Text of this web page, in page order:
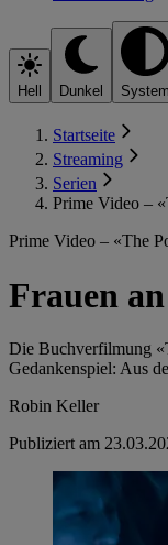
Hell Dunkel System
Startseite
Streaming
Serien
Prime Video –
Prime Video – «The
Frauen
Die Buchverfilmung
Gedankenspiel: Aus
Robin Keller
Publiziert am